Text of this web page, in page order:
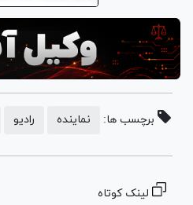
برچسب ها: نماینده رادیو
لینک کوتاه